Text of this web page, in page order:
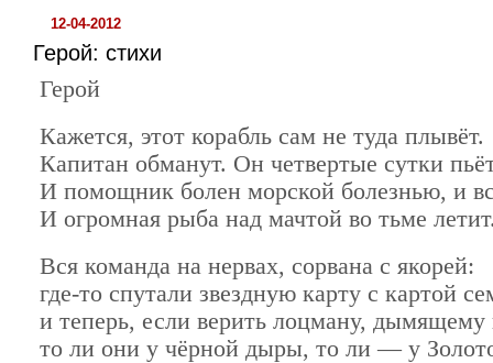
12-04-2012
Герой: стихи
Герой
Кажется, этот корабль сам не туда плывёт.
Капитан обманут. Он четвертые сутки
И помощник болен морской болезнью, и
И огромная рыба над мачтой во тьме
Вся команда на нервах, сорвана с якорей:
где-то спутали звездную карту с картой
и теперь, если верить лоцману,
то ли они у чёрной дыры, то ли — у